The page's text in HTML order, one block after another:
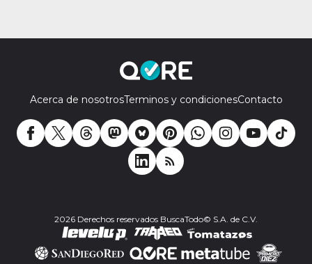
Acerca de nosotrosTerminos y condicionesContacto
2026 Derechos reservados BuscaTodo© S.A. de C.V.